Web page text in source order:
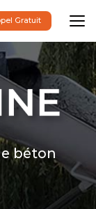
Gratuit
béton